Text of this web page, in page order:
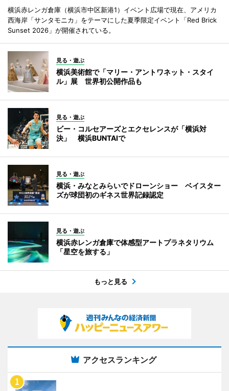
横浜赤レンガ倉庫（横浜市中区新港1）イベント広場で現在、アメリカ
西海岸「サンタモニカ」をテーマにした夏季限定イベント「Red Brick
Sunset 2026」が開催されている。
見る・遊ぶ
横浜美術館で「マリー・アントワネット・スタイ
ル」展 世界初公開作品も
見る・遊ぶ
ビー・コルセアーズとエクセレンスが「横浜対
決」 横浜BUNTAIで
見る・遊ぶ
横浜・みなとみらいでドローンショー ベイスター
ズが球団初のギネス世界記録認定
見る・遊ぶ
横浜赤レンガ倉庫で体感型アートプラネタリウム
「星空を旅する」
もっと見る
アクセスランキング